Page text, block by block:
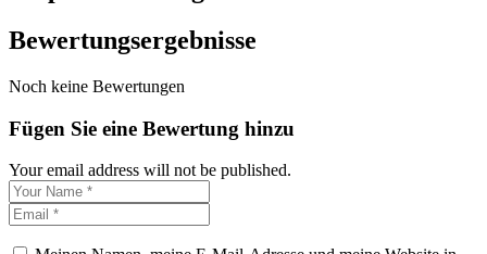
Bewertungsergebnisse
Noch keine Bewertungen
Fügen Sie eine Bewertung hinzu
Your email address will not be published.